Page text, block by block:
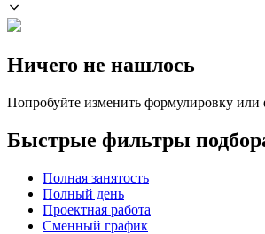
Ничего не нашлось
Попробуйте изменить формулировку или
Быстрые фильтры
Полная занятость
Полный день
Проектная работа
Сменный график